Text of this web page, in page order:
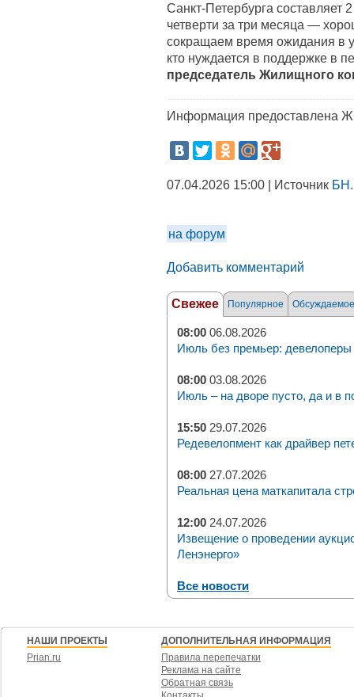
Санкт-Петербурга составляет
четверти за три месяца —
сокращаем время ожидания в
кто нуждается в поддержке в
председатель Жилищного
Информация предоставлена
07.04.2026 15:00 | Источник
на форум
Добавить комментарий
Свежее Популярное Обсуждаемое
08:00 06.08.2026
Июль без премьер: девелоперы
08:00 03.08.2026
Июль – на дворе пусто, да и в
15:50 29.07.2026
Редевелопмент как драйвер
08:00 27.07.2026
Реальная цена маткапитала
12:00 24.07.2026
Извещение о проведении
Ленэнерго»
Все новости
НАШИ ПРОЕКТЫ
Prian.ru
ДОПОЛНИТЕЛЬНАЯ ИНФОРМАЦИЯ
Правила перепечатки
Реклама на сайте
Обратная связь